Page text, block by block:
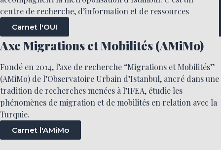
centre de recherche, d’information et de ressources
Carnet l'OUI
Axe Migrations et Mobilités (AMiMo)
Fondé en 2014, l’axe de recherche “Migrations et Mobilités”
(AMiMo) de l’Observatoire Urbain d’Istanbul, ancré dans une
tradition de recherches menées à l’IFEA, étudie les
phénomènes de migration et de mobilités en relation avec la
Turquie.
Carnet l'AMiMo